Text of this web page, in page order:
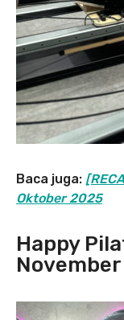
Baca juga:
Oktober 2025
Happy